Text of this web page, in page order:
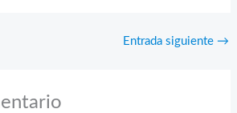
Entrada siguiente →